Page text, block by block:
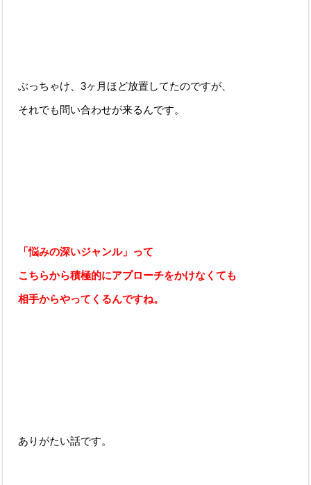
ぶっちゃけ、3ヶ月ほど放置してたのですが、
それでも問い合わせが来るんです。
「悩みの深いジャンル」って
こちらから積極的にアプローチをかけなくても
相手からやってくるんですね。
ありがたい話です。